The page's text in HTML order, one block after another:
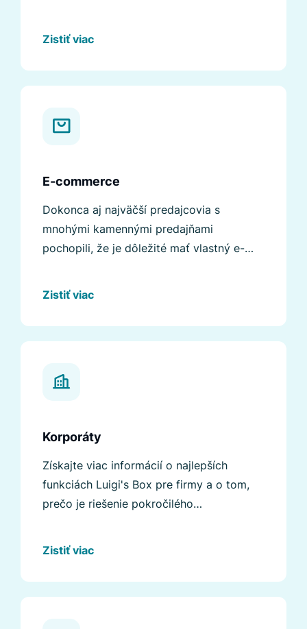
Zistiť viac
E-commerce
Dokonca aj najväčší predajcovia s
mnohými kamennými predajňami
pochopili, že je dôležité mať vlastný e-
prinesie implementácia Luigi's Box.
Zistiť viac
Korporáty
Získajte viac informácií o najlepších
funkciách Luigi's Box pre firmy a o tom,
prečo je riešenie pokročilého
Zistiť viac